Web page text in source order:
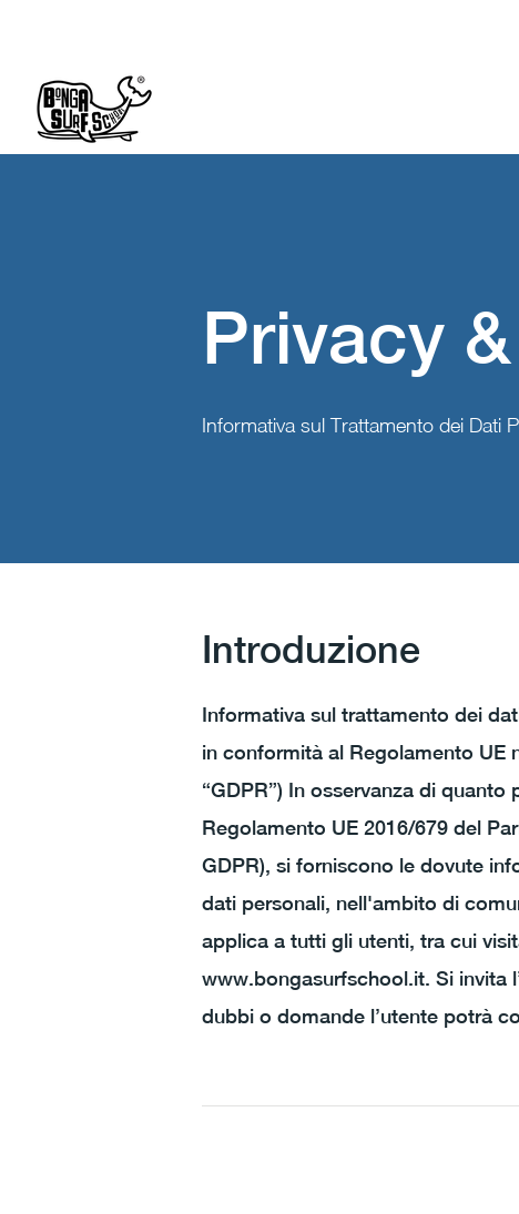
Privacy
Informativa sul Trattamento dei Dati
Introduzione
Informativa sul trattamento dei
in conformità al Regolamento UE
“GDPR”) In osservanza di
Regolamento UE 2016/679 del
GDPR), si forniscono le dovute
dati personali, nell'ambito di
applica a tutti gli utenti, tra cui
www.bongasurfschool.it. Si invita
dubbi o domande l’utente potrà